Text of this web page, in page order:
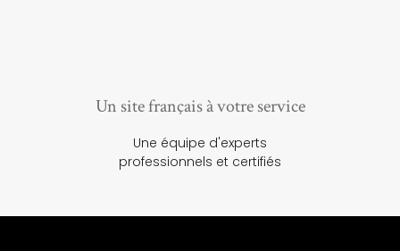
Un site français à votre service
Une équipe d'experts
professionnels et certifiés